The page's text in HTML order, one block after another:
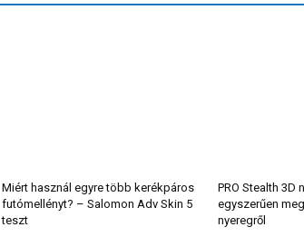
Miért használ egyre több kerékpáros
futómellényt? – Salomon Adv Skin 5
teszt
PRO Stealth 3D
egyszerűen
nyeregről